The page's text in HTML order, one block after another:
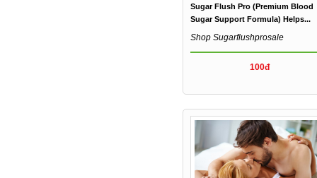
Sugar Flush Pro (Premium Blood
Sugar Support Formula) Helps...
Shop Sugarflushprosale
100đ